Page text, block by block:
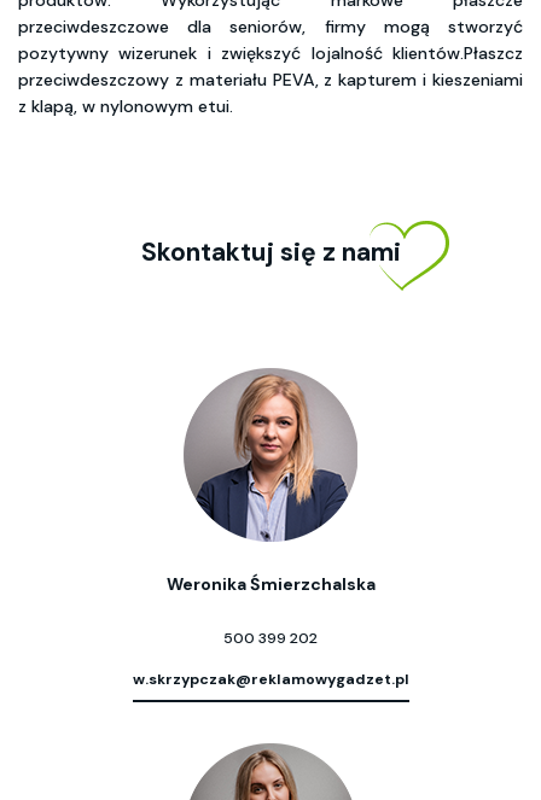
przeciwdeszczowe dla seniorów, firmy mogą stworzyć
pozytywny wizerunek i zwiększyć lojalność klientów.Płaszcz
przeciwdeszczowy z materiału PEVA, z kapturem i kieszeniami
z klapą, w nylonowym etui.
Skontaktuj się z nami
Weronika Śmierzchalska
500 399 202
w.skrzypczak@reklamowygadzet.pl